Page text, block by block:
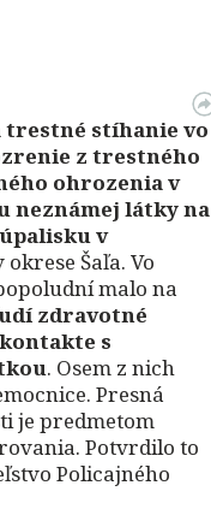
trestné stíhanie vo
z trestného
ohrozenia v
neznámej látky na
v
okrese Šaľa. Vo
malo na
zdravotné
s
. Osem z nich
Presná
je predmetom
Potvrdilo to
Policajného